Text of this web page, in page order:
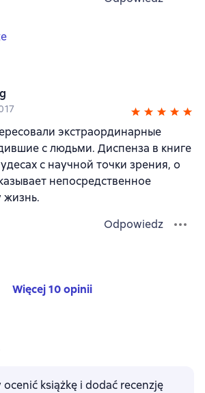
экстраординарные
с людьми. Диспенза в книге
с научной точки зрения, о
непосредственное
жизнь.
Odpowiedz
Więcej 10 opinii
ocenić książkę i dodać recenzję